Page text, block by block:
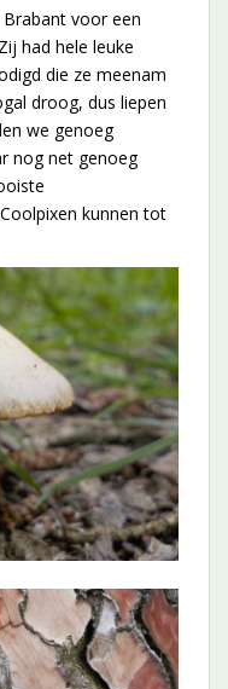
voor een
had hele leuke
die ze meenam
droog, dus liepen
we genoeg
nog net genoeg
kunnen tot